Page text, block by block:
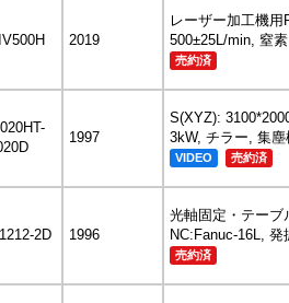
2019
レーザー加工機用
500±25L/min, 窒
売約済
1997
S(XYZ):
3kW, チラー, 集
VIDEO 売約済
2D 1996
光軸固定・テーブ
NC:Fanuc-16L,
売約済